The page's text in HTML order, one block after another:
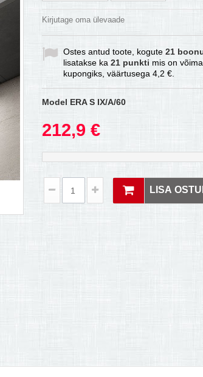
Kirjutage oma ülevaade
Ostes antud toote, kogute 21
lisatakse ka 21 punkti mis on
kupongiks, väärtusega 4,2 €
Model ERA S IX/A/60
212,9 €
LISA